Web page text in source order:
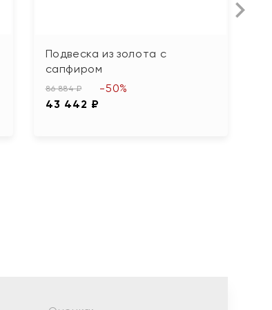
Подвеска из золота с
сапфиром
86 884 ₽
43 442 ₽
-50%